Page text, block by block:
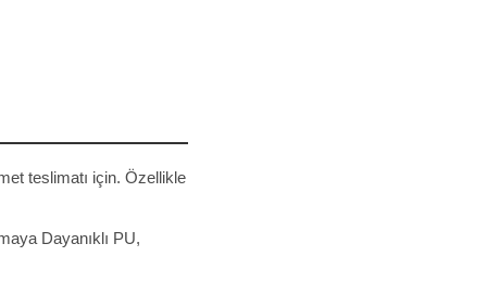
teslimatı için. Özellikle
Dayanıklı PU,